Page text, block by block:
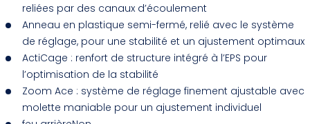
reliées par des canaux d’écoulement
Anneau en plastique semi-fermé, relié avec le système
de réglage, pour une stabilité et un ajustement optimaux
ActiCage : renfort de structure intégré à l’EPS pour
l’optimisation de la stabilité
Zoom Ace : système de réglage finement ajustable avec
molette maniable pour un ajustement individuel